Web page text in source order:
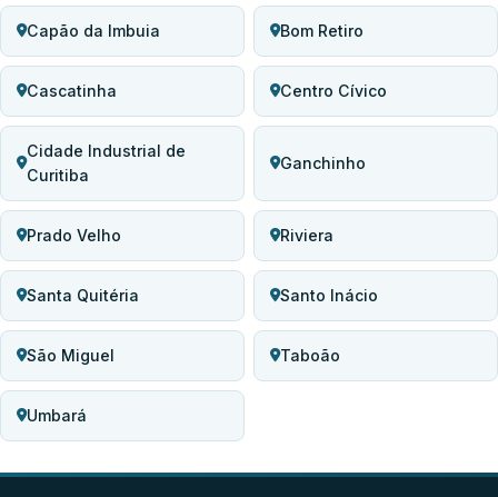
Capão da Imbuia Bom Retiro
Cascatinha Centro Cívico
Cidade Industrial de
Curitiba
Ganchinho
Prado Velho Riviera
Santa Quitéria Santo Inácio
São Miguel Taboão
Umbará